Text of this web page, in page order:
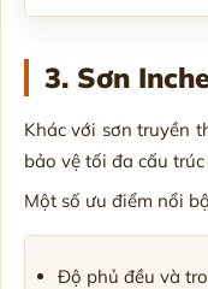
3. Sơn
Khác với sơn truyền
bảo vệ tối đa cấu
Một số ưu điểm nổi
Độ phủ đều và